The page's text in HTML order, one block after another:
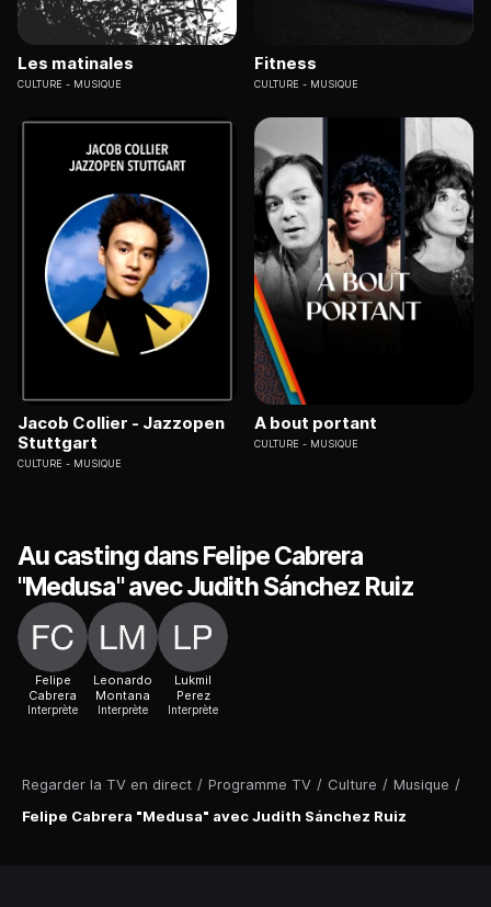
Regarder la TV en direct / Programme TV / Culture / Musique /
Felipe Cabrera "Medusa" avec Judith Sánchez Ruiz
Les matinales
CULTURE MUSIQUE
Fitness
CULTURE MUSIQUE
Jacob Collier - Jazzopen
Stuttgart
CULTURE MUSIQUE
A bout portant
CULTURE MUSIQUE
Au casting dans Felipe Cabrera
"Medusa" avec Judith Sánchez Ruiz
Felipe
Cabrera
Interprète
Leonardo
Montana
Interprète
Lukmil
Perez
Interprète